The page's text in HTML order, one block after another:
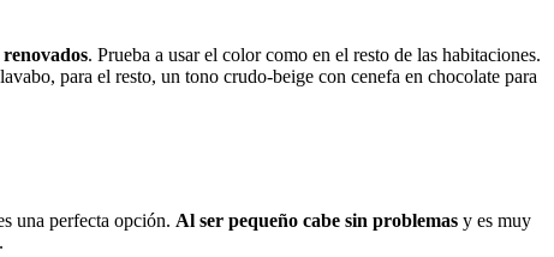
. Prueba a usar el color como en el resto de las habitaciones.
para el resto, un tono crudo-beige con cenefa en chocolate para
una perfecta opción. Al ser pequeño cabe sin problemas y es muy